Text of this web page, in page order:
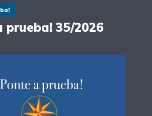
prueba! 35/2026